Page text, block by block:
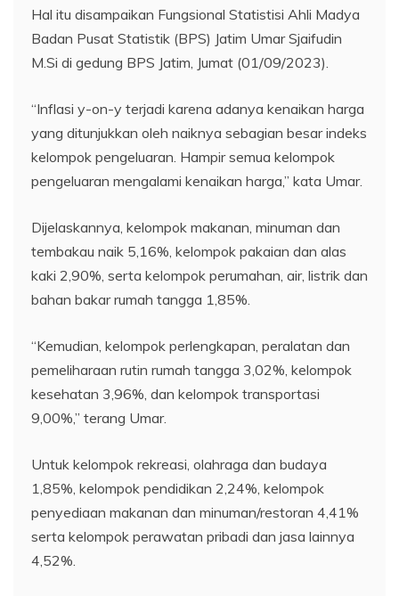
Hal itu disampaikan Fungsional Statistisi Ahli Madya
Badan Pusat Statistik (BPS) Jatim Umar Sjaifudin
M.Si di gedung BPS Jatim, Jumat (01/09/2023).
“Inflasi y-on-y terjadi karena adanya kenaikan harga
yang ditunjukkan oleh naiknya sebagian besar indeks
kelompok pengeluaran. Hampir semua kelompok
pengeluaran mengalami kenaikan harga,” kata Umar.
Dijelaskannya, kelompok makanan, minuman dan
tembakau naik 5,16%, kelompok pakaian dan alas
kaki 2,90%, serta kelompok perumahan, air, listrik dan
bahan bakar rumah tangga 1,85%.
“Kemudian, kelompok perlengkapan, peralatan dan
pemeliharaan rutin rumah tangga 3,02%, kelompok
kesehatan 3,96%, dan kelompok transportasi
9,00%,” terang Umar.
Untuk kelompok rekreasi, olahraga dan budaya
1,85%, kelompok pendidikan 2,24%, kelompok
penyediaan makanan dan minuman/restoran 4,41%
serta kelompok perawatan pribadi dan jasa lainnya
4,52%.